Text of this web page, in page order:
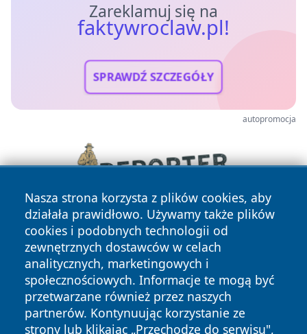
Zareklamuj się na
faktywroclaw.pl!
SPRAWDŹ SZCZEGÓŁY
autopromocja
Nasza strona korzysta z plików cookies, aby
działała prawidłowo. Używamy także plików
cookies i podobnych technologii od
zewnętrznych dostawców w celach
analitycznych, marketingowych i
społecznościowych. Informacje te mogą być
przetwarzane również przez naszych
partnerów. Kontynuując korzystanie ze
strony lub klikając „Przechodzę do serwisu",
Copyright © 2026 faktywroclaw.pl Wszystkie prawa
zastrzeżone.